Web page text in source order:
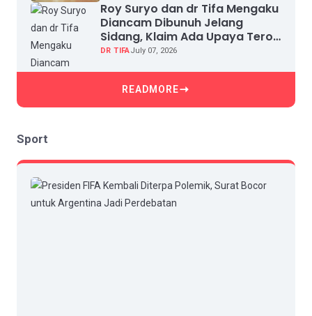
Roy Suryo dan dr Tifa Mengaku
Diancam Dibunuh Jelang
Sidang, Klaim Ada Upaya Teror
dan Intimidasi
DR TIFAJuly 07, 2026
READMORE
Sport